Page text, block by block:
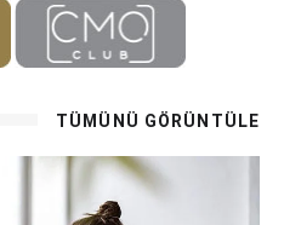
TÜMÜNÜ GÖRÜNTÜLE